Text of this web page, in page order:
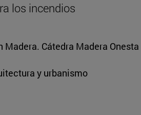
los incendios
Cátedra Madera Onesta
y urbanismo